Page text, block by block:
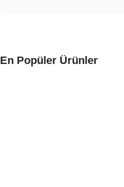
En Popüler Ürünler